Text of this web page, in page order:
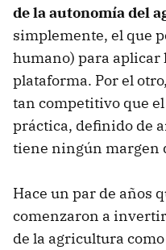
de la autonomía del
simplemente, el que
humano) para aplicar
plataforma. Por el
tan competitivo que
práctica, definido de
tiene ningún margen
Hace un par de años
comenzaron a
de la agricultura